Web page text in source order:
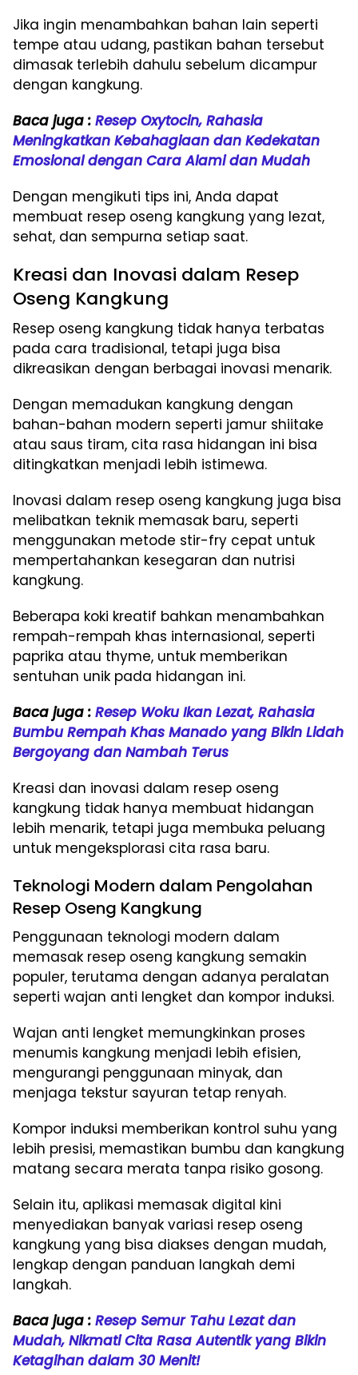
Jika ingin menambahkan bahan lain seperti
tempe atau udang, pastikan bahan tersebut
dimasak terlebih dahulu sebelum dicampur
dengan kangkung.
Baca juga : Resep Oxytocin, Rahasia
Meningkatkan Kebahagiaan dan Kedekatan
Emosional dengan Cara Alami dan Mudah
Dengan mengikuti tips ini, Anda dapat
membuat resep oseng kangkung yang lezat,
sehat, dan sempurna setiap saat.
Kreasi dan Inovasi dalam Resep
Oseng Kangkung
Resep oseng kangkung tidak hanya terbatas
pada cara tradisional, tetapi juga bisa
dikreasikan dengan berbagai inovasi menarik.
Dengan memadukan kangkung dengan
bahan-bahan modern seperti jamur shiitake
atau saus tiram, cita rasa hidangan ini bisa
ditingkatkan menjadi lebih istimewa.
Inovasi dalam resep oseng kangkung juga bisa
melibatkan teknik memasak baru, seperti
menggunakan metode stir-fry cepat untuk
mempertahankan kesegaran dan nutrisi
kangkung.
Beberapa koki kreatif bahkan menambahkan
rempah-rempah khas internasional, seperti
paprika atau thyme, untuk memberikan
sentuhan unik pada hidangan ini.
Baca juga : Resep Woku Ikan Lezat, Rahasia
Bumbu Rempah Khas Manado yang Bikin Lidah
Bergoyang dan Nambah Terus
Kreasi dan inovasi dalam resep oseng
kangkung tidak hanya membuat hidangan
lebih menarik, tetapi juga membuka peluang
untuk mengeksplorasi cita rasa baru.
Teknologi Modern dalam Pengolahan
Resep Oseng Kangkung
Penggunaan teknologi modern dalam
memasak resep oseng kangkung semakin
populer, terutama dengan adanya peralatan
seperti wajan anti lengket dan kompor induksi.
Wajan anti lengket memungkinkan proses
menumis kangkung menjadi lebih efisien,
mengurangi penggunaan minyak, dan
menjaga tekstur sayuran tetap renyah.
Kompor induksi memberikan kontrol suhu yang
lebih presisi, memastikan bumbu dan kangkung
matang secara merata tanpa risiko gosong.
Selain itu, aplikasi memasak digital kini
menyediakan banyak variasi resep oseng
kangkung yang bisa diakses dengan mudah,
lengkap dengan panduan langkah demi
langkah.
Baca juga : Resep Semur Tahu Lezat dan
Mudah, Nikmati Cita Rasa Autentik yang Bikin
Ketagihan dalam 30 Menit!